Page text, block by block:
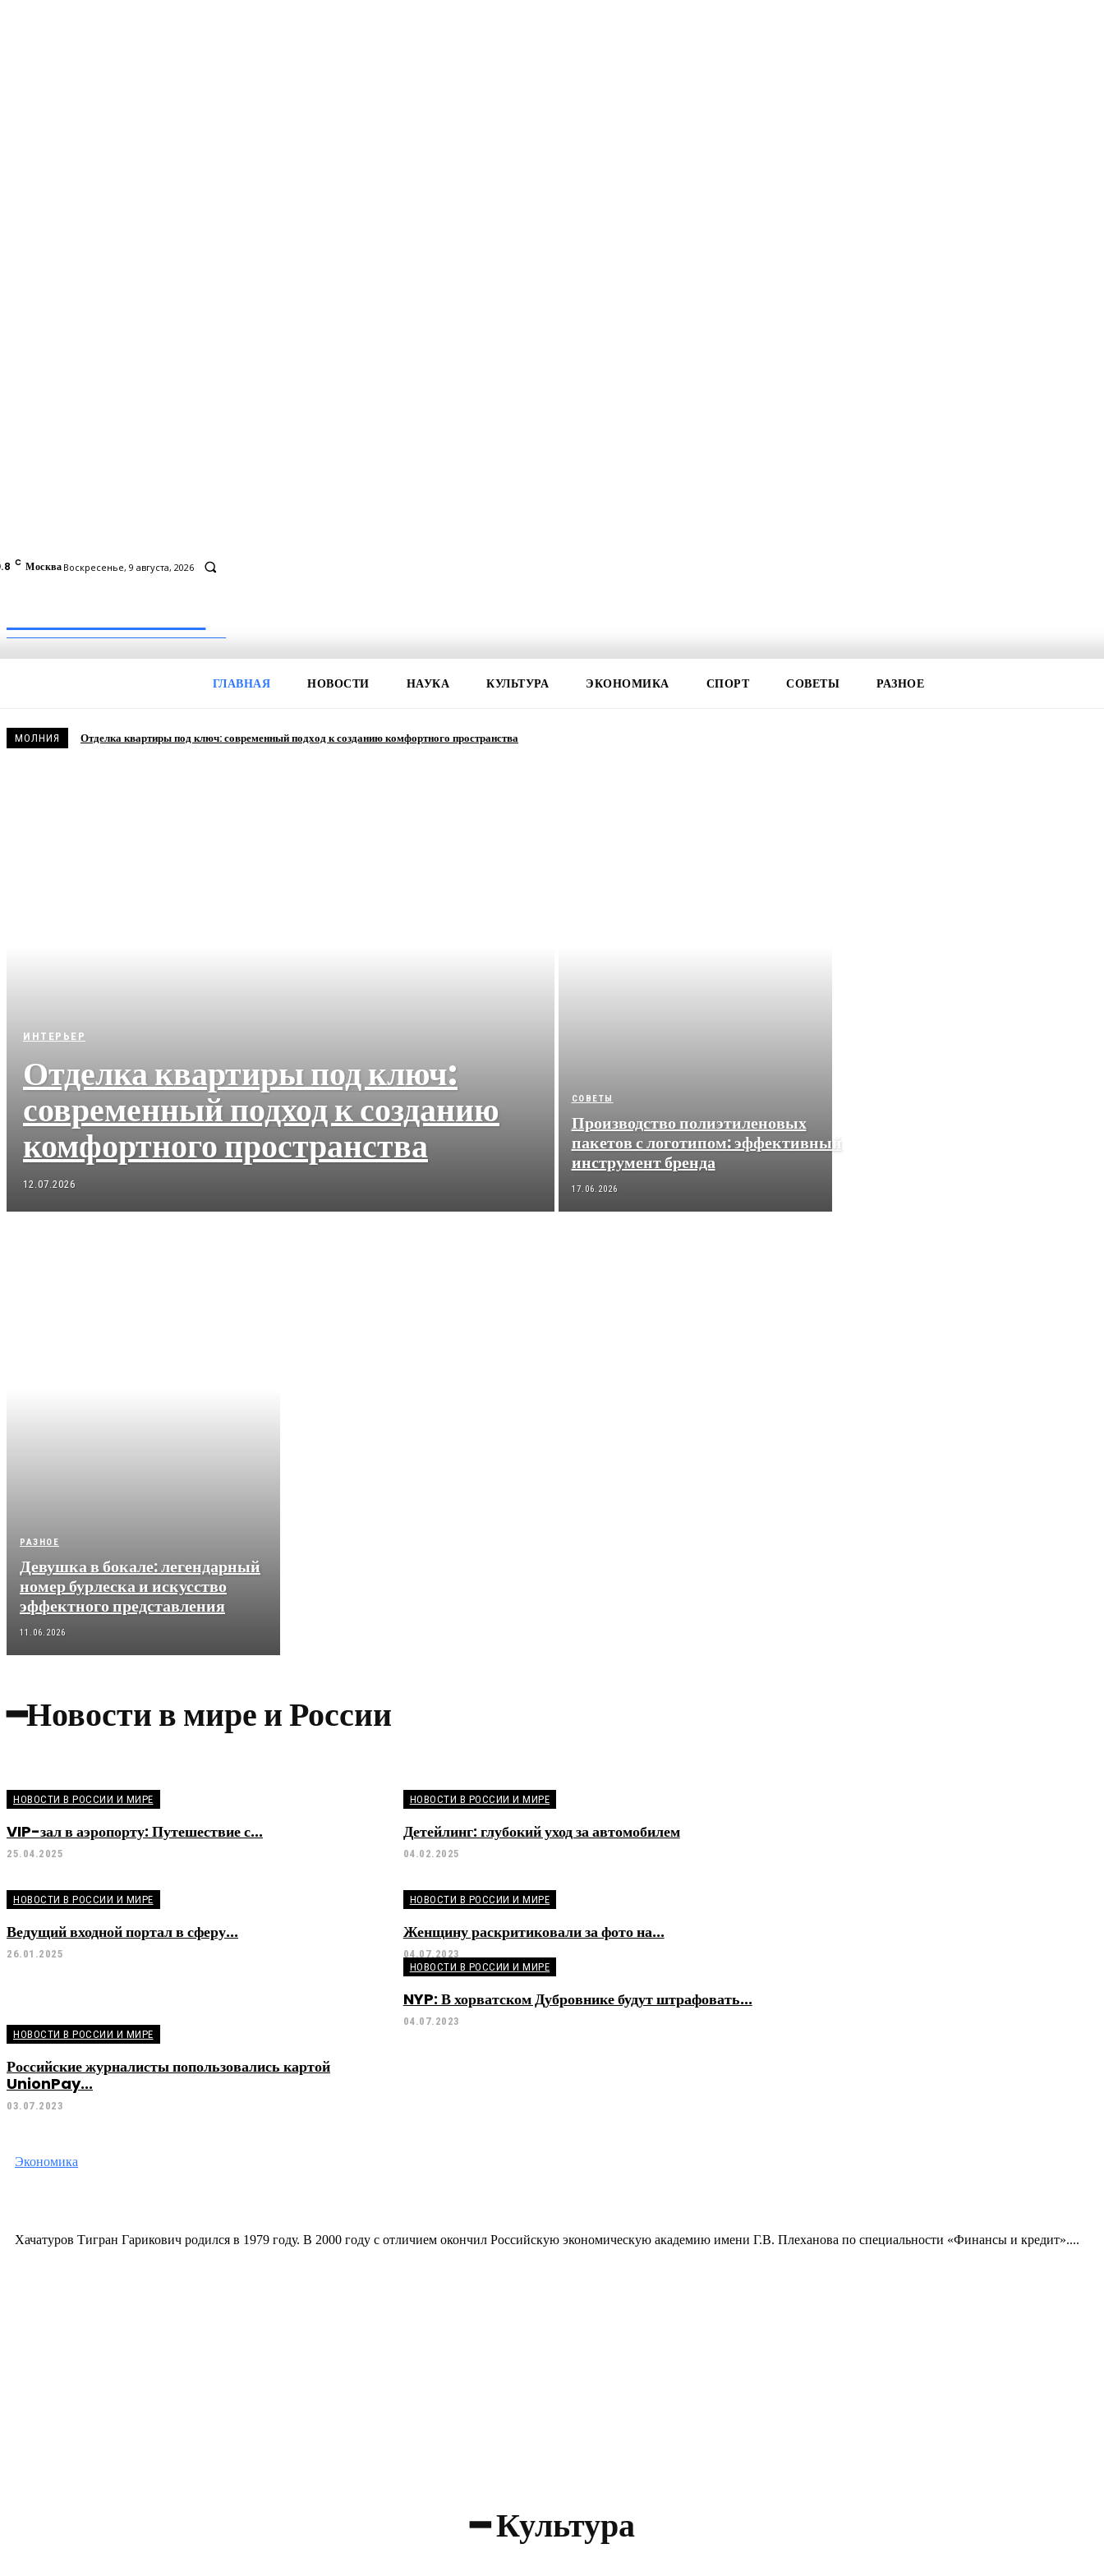
C Москва Воскресенье, 9 августа, 2026
ГЛАВНАЯ НОВОСТИ НАУКА КУЛЬТУРА ЭКОНОМИКА СПОРТ СОВЕТЫ РАЗНОЕ
МОЛНИЯ Отделка квартиры под ключ: современный подход к созданию комфортного пространства
ИНТЕРЬЕР
Отделка квартиры под ключ:
современный подход к созданию
комфортного пространства
12.07.2026
СОВЕТЫ
Производство полиэтиленовых
пакетов с логотипом: эффективный
инструмент бренда
17.06.2026
РАЗНОЕ
Девушка в бокале: легендарный
номер бурлеска и искусство
эффектного представления
11.06.2026
━Новости в мире и России
НОВОСТИ В РОССИИ И МИРЕ
VIP-зал в аэропорту: Путешествие с...
25.04.2025
НОВОСТИ В РОССИИ И МИРЕ
Детейлинг: глубокий уход за автомобилем
04.02.2025
НОВОСТИ В РОССИИ И МИРЕ
Ведущий входной портал в сферу...
26.01.2025
НОВОСТИ В РОССИИ И МИРЕ
Женщину раскритиковали за фото на...
04.07.2023
НОВОСТИ В РОССИИ И МИРЕ
NYP: В хорватском Дубровнике будут штрафовать...
04.07.2023
НОВОСТИ В РОССИИ И МИРЕ
Российские журналисты попользовались картой
UnionPay...
03.07.2023
Экономика
Хачатуров Тигран Гарикович родился в 1979 году. В 2000 году с отличием окончил Российскую экономическую академию имени Г.В. Плеханова по специальности «Финансы и кредит»....
━ Культура